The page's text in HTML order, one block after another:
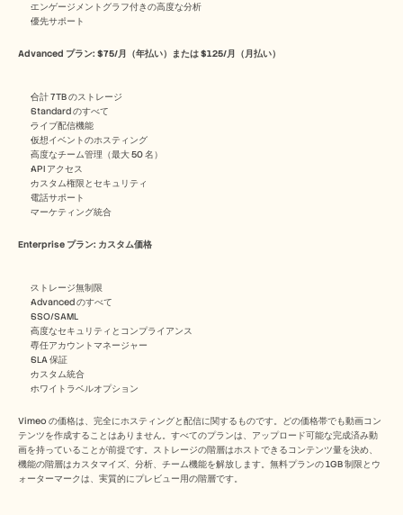
エンゲージメントグラフ付きの高度な分析
優先サポート
Advanced プラン: $75/月（年払い）または $125/月（月払い）
合計 7TB のストレージ
Standard のすべて
ライブ配信機能
仮想イベントのホスティング
高度なチーム管理（最大 50 名）
API アクセス
カスタム権限とセキュリティ
電話サポート
マーケティング統合
Enterprise プラン: カスタム価格
ストレージ無制限
Advanced のすべて
SSO/SAML
高度なセキュリティとコンプライアンス
専任アカウントマネージャー
SLA 保証
カスタム統合
ホワイトラベルオプション
Vimeo の価格は、完全にホスティングと配信に関するものです。どの価格帯でも動画コン
テンツを作成することはありません。すべてのプランは、アップロード可能な完成済み動
画を持っていることが前提です。ストレージの階層はホストできるコンテンツ量を決め、
機能の階層はカスタマイズ、分析、チーム機能を解放します。無料プランの 1GB 制限とウ
ォーターマークは、実質的にプレビュー用の階層です。